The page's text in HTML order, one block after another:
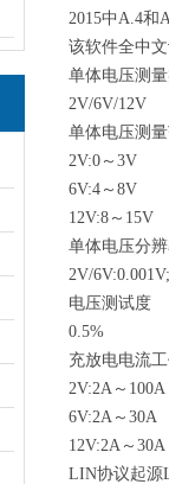
2015中A.4和
该软件全中
单体电压测
2V/6V/12V
单体电压测量
2V:0～3V
6V:4～8V
12V:8～15V
单体电压分
2V/
电压测试度
0.5%
充放电电流工
2V:2A～100A
6V:2A～30A
12V:2A～30A
LIN协议起源